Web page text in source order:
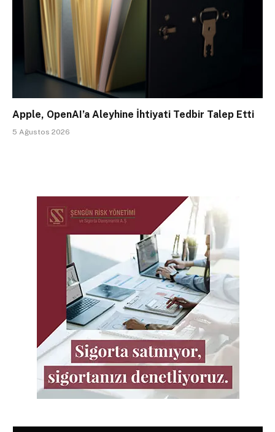
Apple, OpenAI’a Aleyhine İhtiyati Tedbir Talep Etti
5 Ağustos 2026